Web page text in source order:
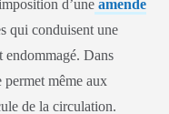
d’une amende
qui conduisent une
endommagé. Dans
permet même aux
de la circulation.